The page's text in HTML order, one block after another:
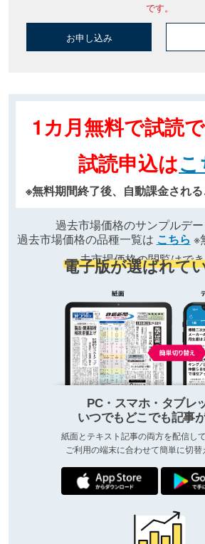
です。
お申し込み
1カ月無料で試読で
試読申込は
※無料期間終了後、自動課金され
過去市場価格のサンプルデ
過去市場価格の品種一覧は こちら ※
去市場価格の閲覧はで
電子版が選ばれて
PC・スマホ・タブレ
いつでもどこでも記事
紙面とテキスト記事の両方を配信して
ご利用の端末に合わせて簡単に切替